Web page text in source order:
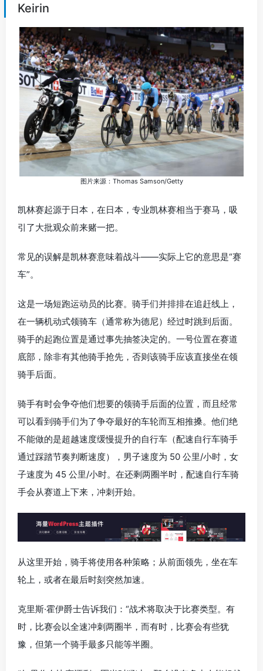
Keirin
图片来源：Thomas Samson/Getty
凯林赛起源于日本，在日本，专业凯林赛相当于赛马，吸
引了大批观众前来赌一把。
常见的误解是凯林赛意味着战斗——实际上它的意思是“赛
车”。
这是一场短跑运动员的比赛。骑手们并排排在追赶线上，
在一辆机动式领骑车（通常称为德尼）经过时跳到后面。
骑手的起跑位置是通过事先抽签决定的。一号位置在赛道
底部，除非有其他骑手抢先，否则该骑手应该直接坐在领
骑手后面。
骑手有时会争夺他们想要的领骑手后面的位置，而且经常
可以看到骑手们为了争夺最好的车轮而互相推搡。他们绝
不能做的是超越速度缓慢提升的自行车（配速自行车骑手
通过踩踏节奏判断速度），男子速度为 50 公里/小时，女
子速度为 45 公里/小时。在还剩两圈半时，配速自行车骑
手会从赛道上下来，冲刺开始。
从这里开始，骑手将使用各种策略；从前面领先，坐在车
轮上，或者在最后时刻突然加速。
克里斯·霍伊爵士告诉我们：“战术将取决于比赛类型。有
时，比赛会以全速冲刺两圈半，而有时，比赛会有些犹
豫，但第一个骑手最多只能等半圈。